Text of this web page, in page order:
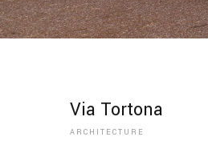
Via Tortona
ARCHITECTURE